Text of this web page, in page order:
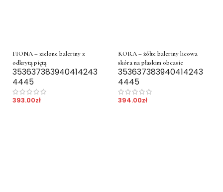
FIONA – zielone baleriny z
odkrytą piętą
353637383940414243
4445
393.00zł
KORA – żółte baleriny licowa
skóra na płaskim obcasie
353637383940414243
4445
394.00zł